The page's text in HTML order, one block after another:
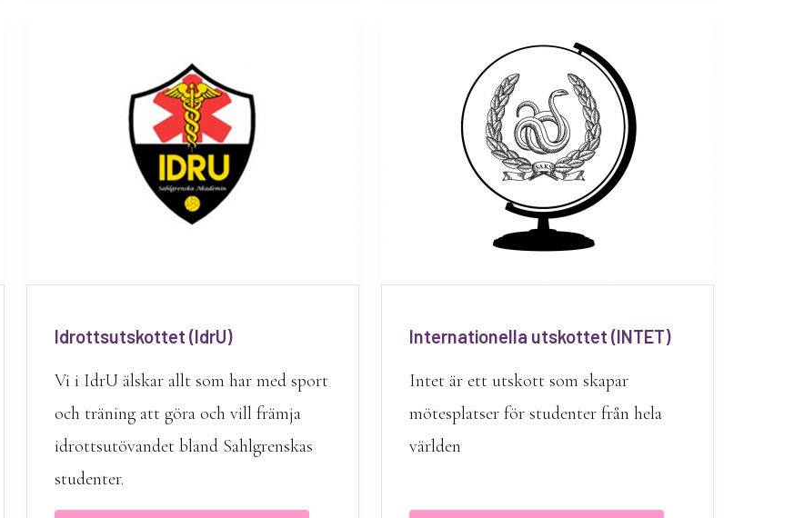
Idrottsutskottet (IdrU)
Vi i IdrU älskar allt som har med sport
och träning att göra och vill främja
idrottsutövandet bland Sahlgrenskas
studenter.
Internationella utskottet (INTET)
Intet är ett utskott som skapar
mötesplatser för studenter från hela
världen